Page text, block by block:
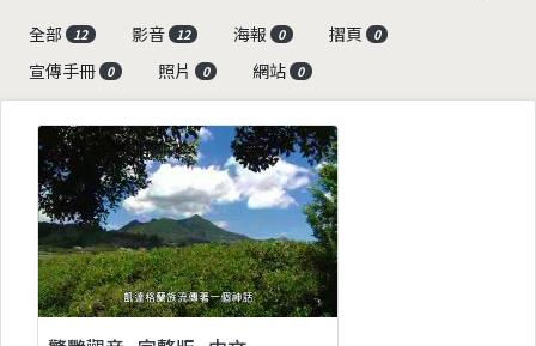
全部
12 影音 12 海報 0 摺頁 0
宣傳手冊 0 照片 0 網站 0